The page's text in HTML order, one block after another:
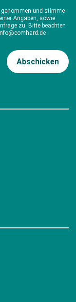
genommen und stimme
Angaben, sowie
zu. Bitte beachten